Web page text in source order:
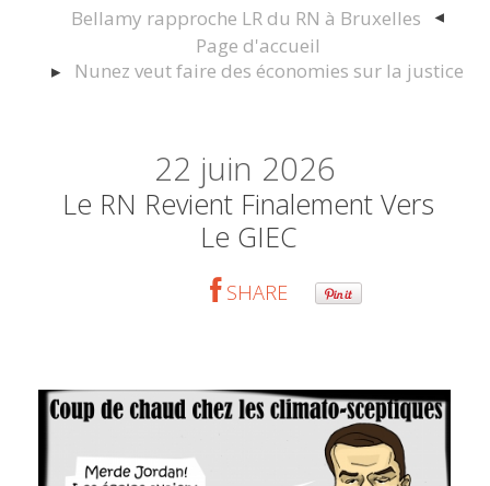
Bellamy rapproche LR du RN à Bruxelles
Page d'accueil
Nunez veut faire des économies sur la justice
22 juin 2026
Le RN Revient Finalement Vers
Le GIEC
SHARE